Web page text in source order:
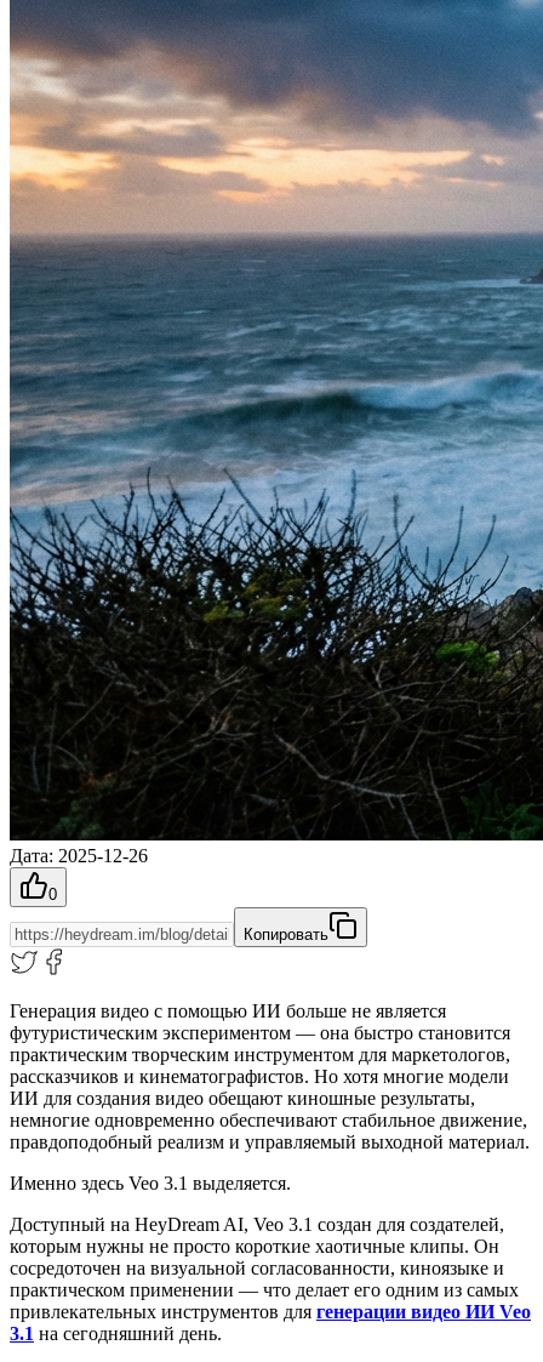
Дата: 2025-12-26
0
Копировать
Генерация видео с помощью ИИ больше не является
футуристическим экспериментом — она быстро становится
практическим творческим инструментом для маркетологов,
рассказчиков и кинематографистов. Но хотя многие модели
ИИ для создания видео обещают киношные результаты,
немногие одновременно обеспечивают стабильное движение,
правдоподобный реализм и управляемый выходной материал.
Именно здесь Veo 3.1 выделяется.
Доступный на HeyDream AI, Veo 3.1 создан для создателей,
которым нужны не просто короткие хаотичные клипы. Он
сосредоточен на визуальной согласованности, киноязыке и
практическом применении — что делает его одним из самых
привлекательных инструментов для генерации видео ИИ Veo
3.1 на сегодняшний день.